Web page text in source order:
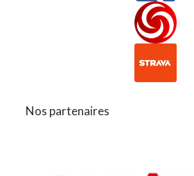
Nos partenaires